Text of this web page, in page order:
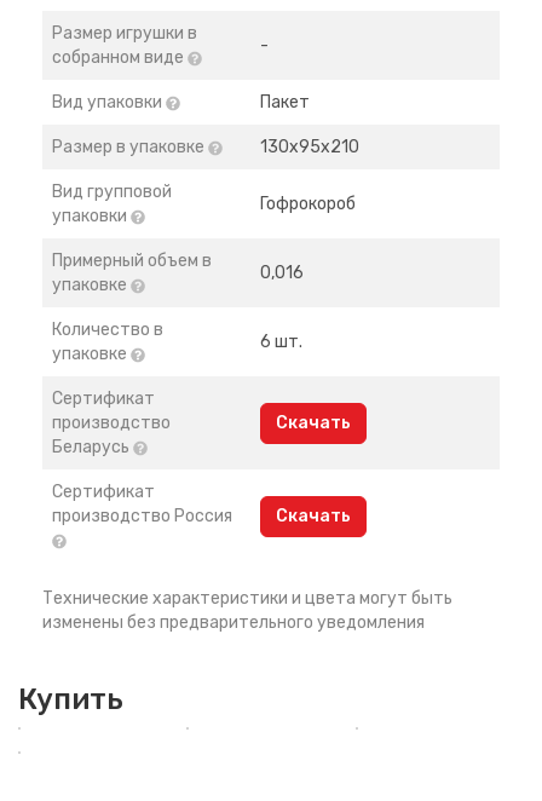
Размер игрушки в
собранном виде
-
Вид упаковки Пакет
Размер в упаковке 130х95х210
Вид групповой
упаковки
Гофрокороб
Примерный объем в
упаковке
0,016
Количество в
упаковке
6 шт.
Сертификат
производство
Беларусь
Скачать
Сертификат
производство Россия
Скачать
Технические характеристики и цвета могут быть
изменены без предварительного уведомления
Купить